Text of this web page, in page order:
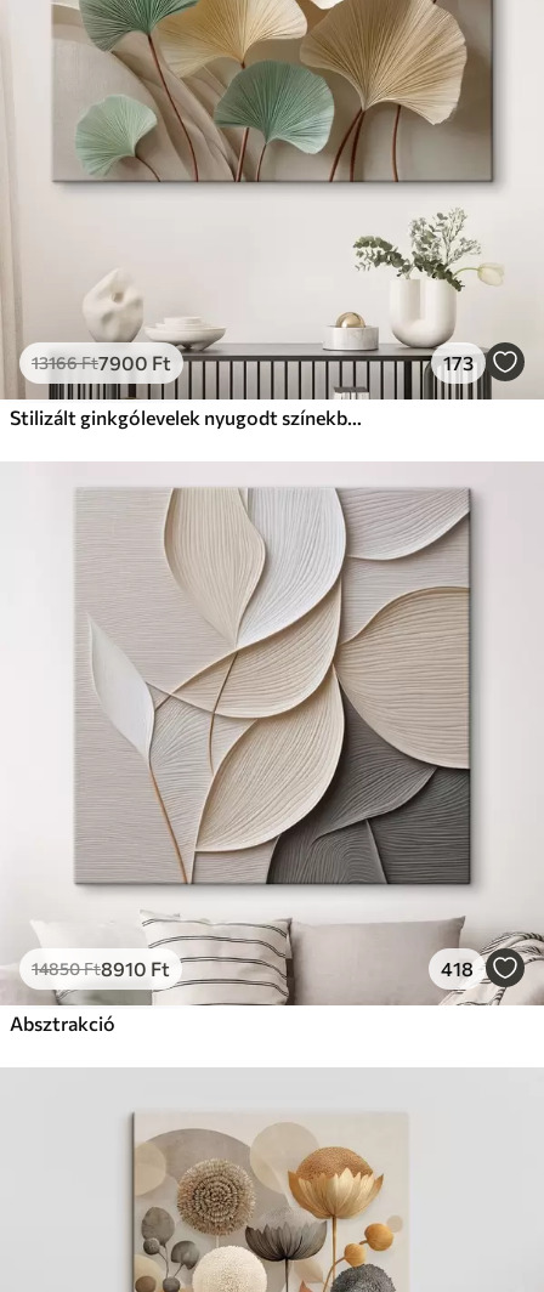
Prémium
Ft
Élénk, gazdag színek
Fakulásálló
✓Biztonságos, szagtalan tinta
Eco-Prémium
Tól12405Ft
✓Élénk, gazdag színek
✓Fakulásálló
Környezetbarát anyag
13166Ft7900 Ft 173
Stilizált ginkgólevelek nyugodt színekben
14850Ft8910 Ft 418
Absztrakció